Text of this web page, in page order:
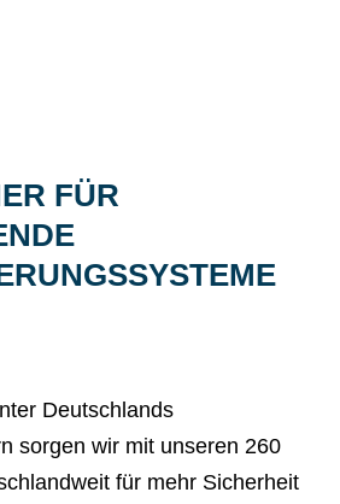
FÜR
Deutschlands
sorgen wir mit unseren 260
für mehr Sicherheit